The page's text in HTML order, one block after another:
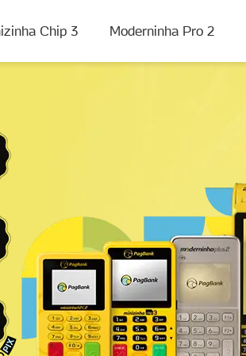
Chip 3 Moderninha Pro 2